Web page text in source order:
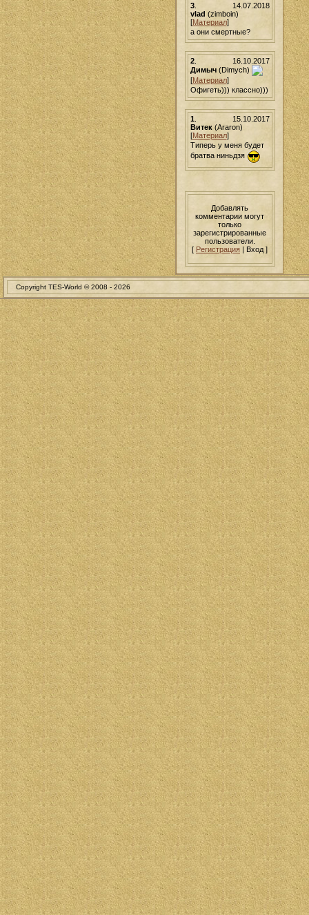
14.07.2018
3.
vlad (zimboin)
[Материал]
а они смертные?
16.10.2017
2.
Димыч(Dimych)
[Материал]
Офигеть))) классно)))
15.10.2017
1.
Витек(Araron)
[Материал]
Типерь у меня будет
братва ниньдзя
Добавлять
комментарии могут
только
зарегистрированные
пользователи.
[ Регистрация | Вход ]
Copyright TES-World © 2008 - 2026